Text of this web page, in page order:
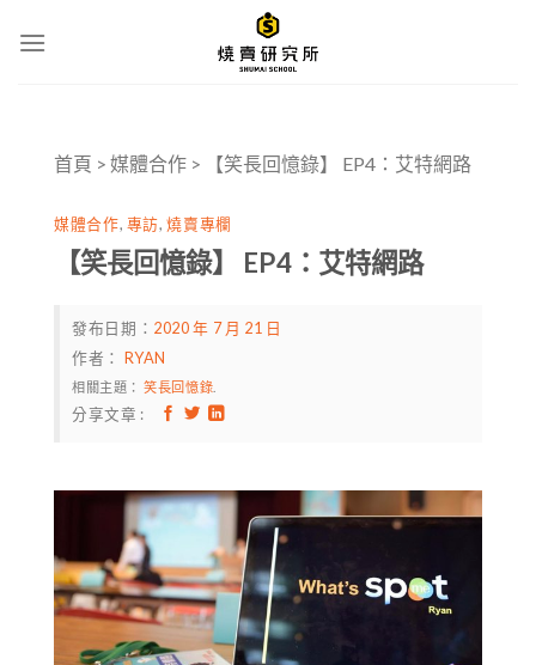
首頁 > 媒體合作 > 【笑長回憶錄】 EP4：艾特網路
媒體合作, 專訪,燒賣專欄
【笑長回憶錄】 EP4：艾特網路
發布日期： 2020 年 7 月 21 日
作者： RYAN
相關主題：笑長回憶錄
分享文章 :